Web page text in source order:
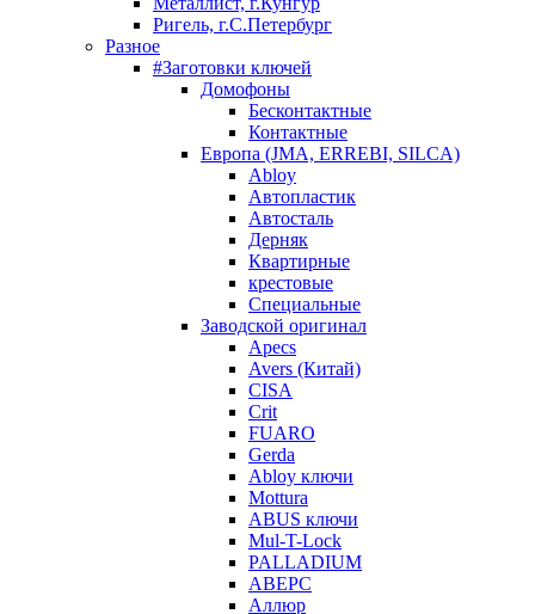
Ригель, г.С.Петербург
Разное
#Заготовки ключей
Домофоны
Бесконтактные
Контактные
Европа (JMA, ERREBI, SILCA)
Abloy
Автопластик
Автосталь
Дерняк
Квартирные
крестовые
Специальные
Заводской оригинал
Apecs
Avers (Китай)
CISA
Crit
FUARO
Gerda
Abloy ключи
Mottura
ABUS ключи
Mul-T-Lock
PALLADIUM
АВЕРС
Аллюр